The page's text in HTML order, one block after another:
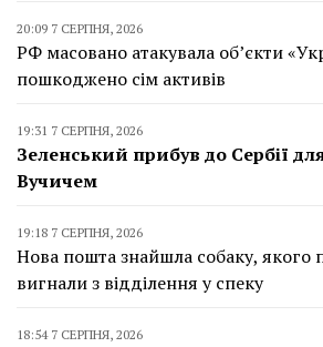
20:09 7 СЕРПНЯ, 2026
РФ масовано атакувала об’єкти
пошкоджено сім активів
19:31 7 СЕРПНЯ, 2026
Зеленський прибув до Сербії
Вучичем
19:18 7 СЕРПНЯ, 2026
Нова пошта знайшла собаку, якого
вигнали з відділення у спеку
18:54 7 СЕРПНЯ, 2026